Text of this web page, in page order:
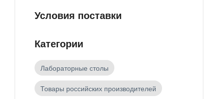
Условия поставки
Категории
Лабораторные столы
Товары российских производителей